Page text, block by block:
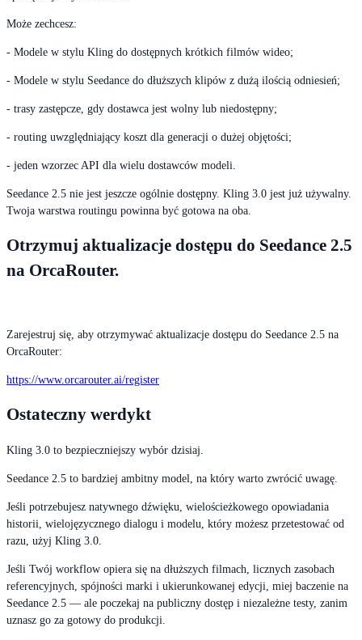
Może zechcesz:
- Modele w stylu Kling do dostępnych krótkich filmów wideo;
- Modele w stylu Seedance do dłuższych klipów z dużą ilością odniesień;
- trasy zastępcze, gdy dostawca jest wolny lub niedostępny;
- routing uwzględniający koszt dla generacji o dużej objętości;
- jeden wzorzec API dla wielu dostawców modeli.
Seedance 2.5 nie jest jeszcze ogólnie dostępny. Kling 3.0 jest już używalny.
Twoja warstwa routingu powinna być gotowa na oba.
Otrzymuj aktualizacje dostępu do Seedance 2.5
na OrcaRouter.
Zarejestruj się, aby otrzymywać aktualizacje dostępu do Seedance 2.5 na
OrcaRouter:
https://www.orcarouter.ai/register
Ostateczny werdykt
Kling 3.0 to bezpieczniejszy wybór dzisiaj.
Seedance 2.5 to bardziej ambitny model, na który warto zwrócić uwagę.
Jeśli potrzebujesz natywnego dźwięku, wielościeżkowego opowiadania
historii, wielojęzycznego dialogu i modelu, który możesz przetestować od
razu, użyj Kling 3.0.
Jeśli Twój workflow opiera się na dłuższych filmach, licznych zasobach
referencyjnych, spójności marki i ukierunkowanej edycji, miej baczenie na
Seedance 2.5 — ale poczekaj na publiczny dostęp i niezależne testy, zanim
uznasz go za gotowy do produkcji.